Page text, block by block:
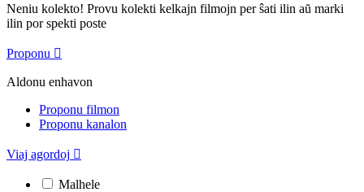
Neniu kolekto! Provu kolekti kelkajn filmojn per ŝati ilin aŭ marki
ilin por spekti poste
Proponu 
Aldonu enhavon
Proponu filmon
Proponu kanalon
Viaj agordoj 
Malhele